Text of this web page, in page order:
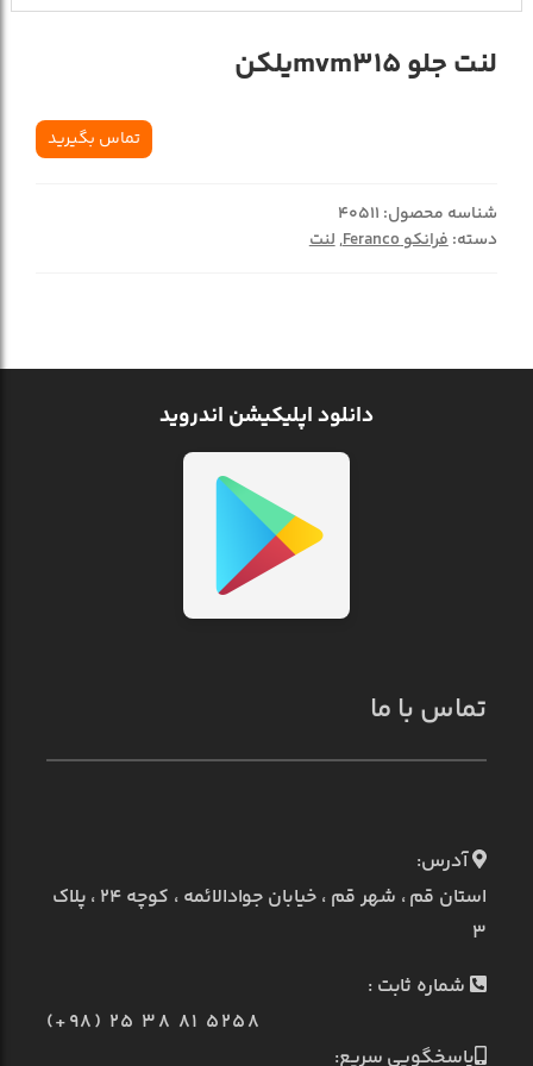
لنت جلو mvm315یلکن
تماس بگیرید
شناسه محصول: 40511
دسته:فرانکو Feranco ,لنت
دانلود اپلیکیشن اندروید
تماس با ما
آدرس:
استان قم ، شهر قم ، خیابان جوادالائمه ، کوچه ۲۴ ، پلاک
۳
شماره ثابت :
(+98) 25 38 81 5258
پاسخگویی سریع: